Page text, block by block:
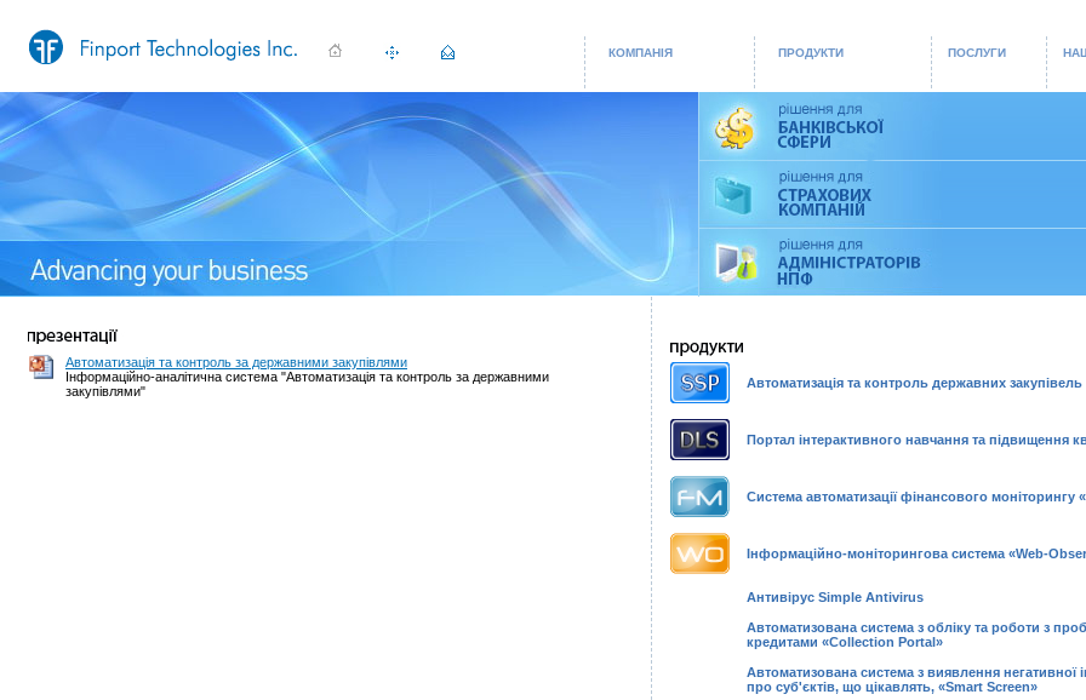
КОМПАНІЯ ПРОДУКТИ ПОСЛУГИ
Автоматизація та контроль за державними закупівлями
Інформаційно-аналітична система "Автоматизація та контроль за державними
закупівлями"
Автоматизація та контроль державних закупівель
Портал інтерактивного навчання та підвищення
Система автоматизації фінансового моніторингу
Інформаційно-моніторингова система «Web-
Антивірус Simple Antivirus
Автоматизована система з обліку та роботи з
кредитами «Collection Portal»
Автоматизована система з виявлення негативної
про суб'єктів, що цікавлять, «Smart Screen»